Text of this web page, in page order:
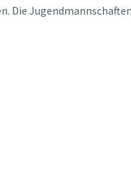
Die